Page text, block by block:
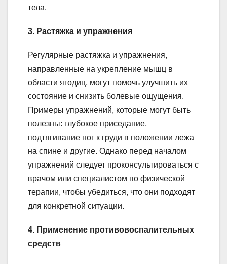
тела.
3. Растяжка и упражнения
Регулярные растяжка и упражнения,
направленные на укрепление мышц в
области ягодиц, могут помочь улучшить их
состояние и снизить болевые ощущения.
Примеры упражнений, которые могут быть
полезны: глубокое приседание,
подтягивание ног к груди в положении лежа
на спине и другие. Однако перед началом
упражнений следует проконсультироваться с
врачом или специалистом по физической
терапии, чтобы убедиться, что они подходят
для конкретной ситуации.
4. Применение противовоспалительных
средств